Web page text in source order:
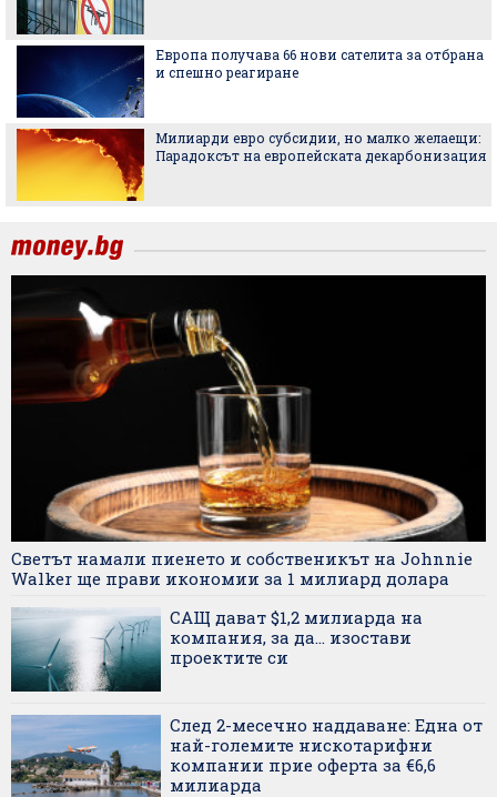
Европа получава 66 нови сателита за отбрана
и спешно реагиране
Милиарди евро субсидии, но малко желаещи:
Парадоксът на европейската декарбонизация
Светът намали пиенето и собственикът на Johnnie
Walker ще прави икономии за 1 милиард долара
САЩ дават $1,2 милиарда на
компания, за да... изостави
проектите си
След 2-месечно наддаване: Една от
най-големите нискотарифни
компании прие оферта за €6,6
милиарда